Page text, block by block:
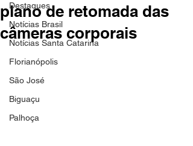
Destaques
Notícias Brasil
Notícias Santa Catarina
Florianópolis
São José
Biguaçu
Palhoça
plano de retomada das
câmeras corporais